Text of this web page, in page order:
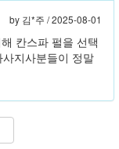
by 김*주 /2025-08-01
칸스파 펄을 선택
지사분들이 정말